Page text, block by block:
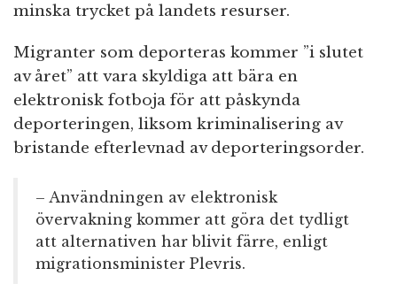
minska trycket på landets resurser.
Migranter som deporteras kommer ”i slutet
av året” att vara skyldiga att bära en
elektronisk fotboja för att påskynda
deporteringen, liksom kriminalisering av
bristande efterlevnad av deporteringsorder.
– Användningen av elektronisk
övervakning kommer att göra det tydligt
att alternativen har blivit färre, enligt
migrationsminister Plevris.